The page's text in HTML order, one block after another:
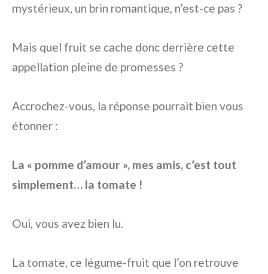
mystérieux, un brin romantique, n’est-ce pas ?
Mais quel fruit se cache donc derrière cette
appellation pleine de promesses ?
Accrochez-vous, la réponse pourrait bien vous
étonner :
La « pomme d’amour », mes amis, c’est tout
simplement… la tomate !
Oui, vous avez bien lu.
La tomate, ce légume-fruit que l’on retrouve